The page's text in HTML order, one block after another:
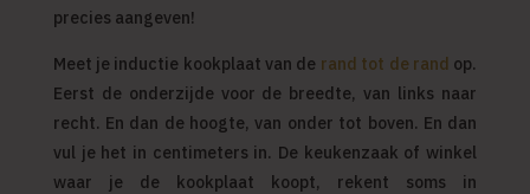
precies aangeven!
Meet je inductie kookplaat van de rand tot de rand op.
Eerst de onderzijde voor de breedte, van links naar
recht. En dan de hoogte, van onder tot boven. En dan
vul je het in centimeters in. De keukenzaak of winkel
waar je de kookplaat koopt, rekent soms in